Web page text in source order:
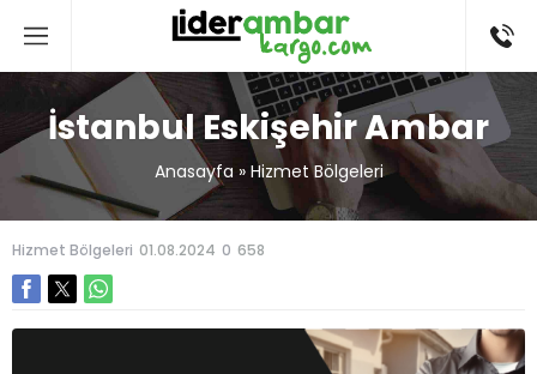
İstanbul Eskişehir Ambar
Anasayfa » Hizmet Bölgeleri
Hizmet Bölgeleri 01.08.2024 0 658